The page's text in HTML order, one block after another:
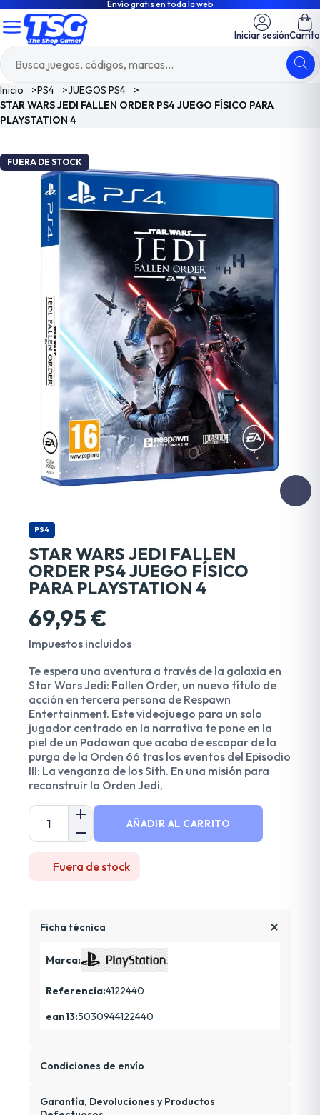
Envío gratis en toda la web
Iniciar sesiónCarrito
Inicio >PS4 >JUEGOS PS4
>
STAR WARS JEDI FALLEN ORDER PS4 JUEGO FÍSICO PARA
PLAYSTATION 4
FUERA DE STOCK
PS4
STAR WARS JEDI FALLEN
ORDER PS4 JUEGO FÍSICO
PARA PLAYSTATION 4
69,95 €
Impuestos incluidos
Te espera una aventura a través de la galaxia en
Star Wars Jedi: Fallen Order, un nuevo título de
acción en tercera persona de Respawn
Entertainment. Este videojuego para un solo
jugador centrado en la narrativa te pone en la
piel de un Padawan que acaba de escapar de la
purga de la Orden 66 tras los eventos del Episodio
III: La venganza de los Sith. En una misión para
reconstruir la Orden Jedi,
AÑADIR AL CARRITO
Fuera de stock
Ficha técnica
Marca:
Referencia:4122440
ean13:5030944122440
Condiciones de envío
Garantía, Devoluciones y Productos